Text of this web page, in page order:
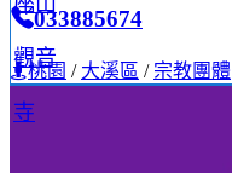
033885674
桃園 / 大溪區 / 宗教團體